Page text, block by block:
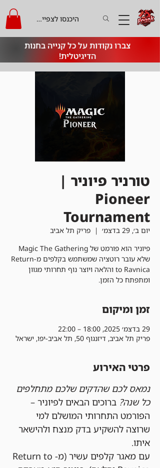
צברו נקודות על כל קנייה בחנות
הדיגיטלית!
היכנסו לצפייה בקרדיט
טורניר פיוניר |
Pioneer
Tournament
יום ב׳, 29 בדצמ׳
  |
פריק תל אביב
פיוניר הוא פורמט של Magic The Gathering
שלא עובר רוטציה שמשתמש בקלפים מ-Return
to Ravnica והלאה ויוצר נוף תחרותי מגוון
ומתפתח כל הזמן.
זמן ומיקום
29 בדצמ׳ 2025, 18:00 – 22:00
פריק תל אביב, דיזנגוף 50, תל אביב-יפו, ישראל
פרטי האירוע
נמאס לכם שהדקים שלכם מתחלפים
כל שנה? ברוכים הבאים לפיוניר –
הפורמט התחרותי המושלם למי
שרוצה להשקיע בדק מנצח ולהישאר
איתו.
עם מאגר קלפים עשיר (מ-Return to